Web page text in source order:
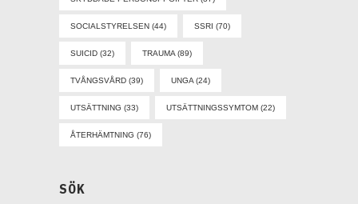
SOCIALSTYRELSEN (44) SSRI (70)
SUICID (32) TRAUMA (89)
TVÅNGSVÅRD (39) UNGA (24)
UTSÄTTNING (33) UTSÄTTNINGSSYMTOM (22)
ÅTERHÄMTNING (76)
SÖK